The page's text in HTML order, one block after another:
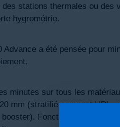
stations thermales ou des
hygrométrie.
Advance a été pensée pour
minutes sur tous les
mm (stratifié compact HPL,
Fonctionnant de